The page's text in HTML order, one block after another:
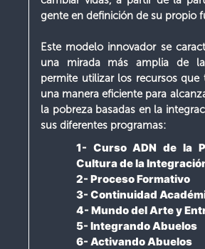
gente en definición de su propio
Este modelo innovador se
una mirada más amplia de
permite utilizar los recursos que
una manera eficiente para
la pobreza basadas en la
sus diferentes programas:
1- Curso ADN de la
Cultura de la
2- Proceso Formativo
3- Continuidad
4- Mundo del Arte y
5- Integrando Abuelos
6- Activando Abuelos